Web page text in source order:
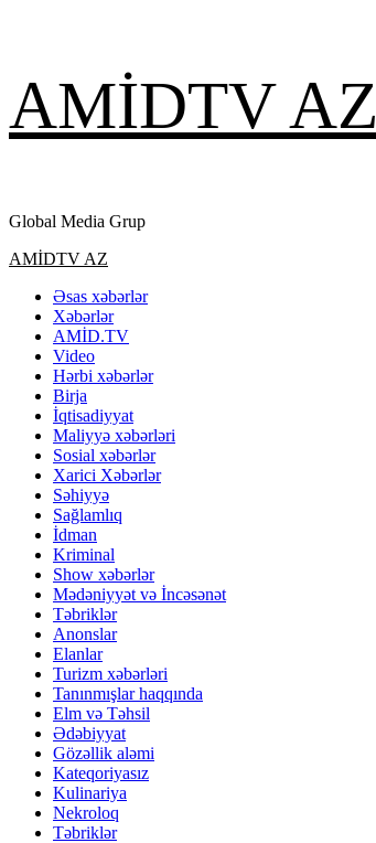
content
AMİDTV AZ
Global Media Grup
Primary
AMİDTV AZ
Əsas xəbərlər
Xəbərlər
AMİD.TV
Video
Hərbi xəbərlər
Birja
İqtisadiyyat
Maliyyə xəbərləri
Sosial xəbərlər
Xarici Xəbərlər
Səhiyyə
Sağlamlıq
İdman
Kriminal
Show xəbərlər
Mədəniyyət və İncəsənət
Təbriklər
Anonslar
Elanlar
Turizm xəbərləri
Tanınmışlar haqqında
Elm və Təhsil
Ədəbiyyat
Gözəllik aləmi
Kateqoriyasız
Kulinariya
Nekroloq
Təbriklər